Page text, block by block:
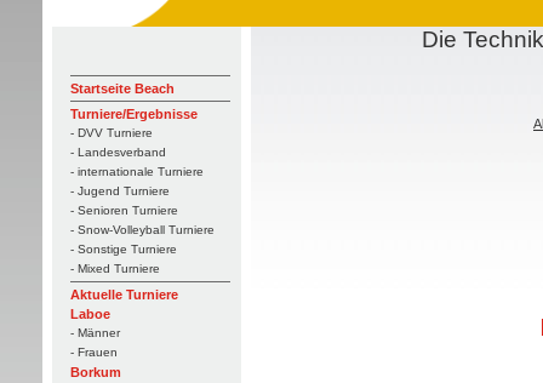
Startseite Beach
Turniere/Ergebnisse
- DVV Turniere
- Landesverband
- internationale Turniere
- Jugend Turniere
- Senioren Turniere
- Snow-Volleyball Turniere
- Sonstige Turniere
- Mixed Turniere
Aktuelle Turniere
Laboe
- Männer
- Frauen
Borkum
Die